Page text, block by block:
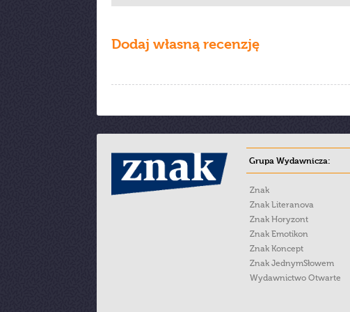
Dodaj własną recenzję
Grupa Wydawnicza:
Znak
Znak Literanova
Znak Horyzont
Znak Emotikon
Znak Koncept
Znak JednymSłowem
Wydawnictwo Otwarte